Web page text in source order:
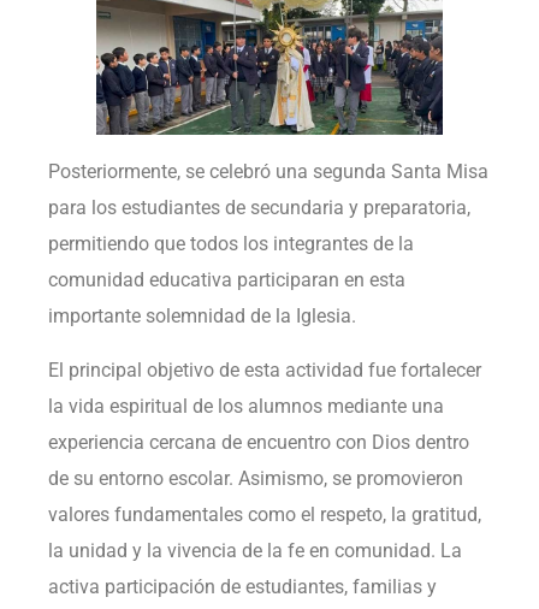
Posteriormente, se celebró una segunda Santa Misa
para los estudiantes de secundaria y preparatoria,
permitiendo que todos los integrantes de la
comunidad educativa participaran en esta
importante solemnidad de la Iglesia.
El principal objetivo de esta actividad fue fortalecer
la vida espiritual de los alumnos mediante una
experiencia cercana de encuentro con Dios dentro
de su entorno escolar. Asimismo, se promovieron
valores fundamentales como el respeto, la gratitud,
la unidad y la vivencia de la fe en comunidad. La
activa participación de estudiantes, familias y